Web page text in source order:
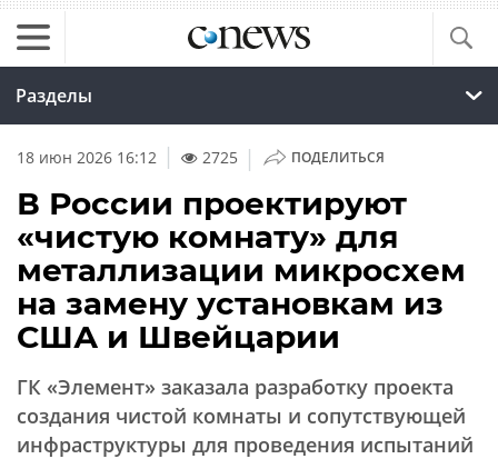
Разделы
18 июн 2026 16:12 2725 | ПОДЕЛИТЬСЯ
В России проектируют
«чистую комнату» для
металлизации микросхем
на замену установкам из
США и Швейцарии
ГК «Элемент» заказала разработку проекта
создания чистой комнаты и сопутствующей
инфраструктуры для проведения испытаний